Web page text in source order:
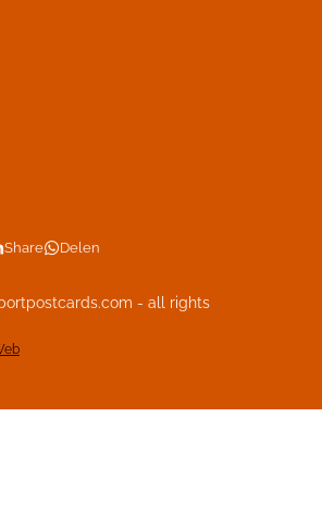
Share Delen
- all rights